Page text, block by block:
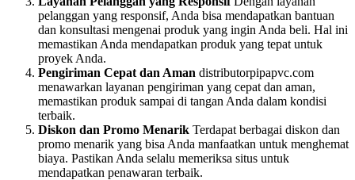
pelanggan yang responsif, Anda bisa mendapatkan bantuan
dan konsultasi mengenai produk yang ingin Anda beli. Hal ini
memastikan Anda mendapatkan produk yang tepat untuk
proyek Anda.
Pengiriman Cepat dan Aman distributorpipapvc.com
menawarkan layanan pengiriman yang cepat dan aman,
memastikan produk sampai di tangan Anda dalam kondisi
terbaik.
Diskon dan Promo Menarik Terdapat berbagai diskon dan
promo menarik yang bisa Anda manfaatkan untuk menghemat
biaya. Pastikan Anda selalu memeriksa situs untuk
mendapatkan penawaran terbaik.